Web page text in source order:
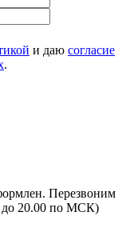
и даю согласие
.
Перезвоним
до 20.00 по МСК)